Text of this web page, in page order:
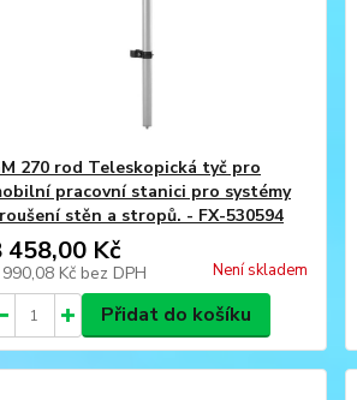
270 rod Teleskopická tyč pro
pracovní stanici pro systémy
stěn a stropů. - FX-530594
458,00 Kč
Kč bez DPH Není skladem
Přidat do košíku